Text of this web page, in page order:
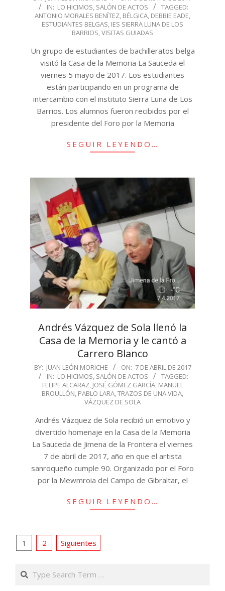
05-
05
IN: LO HICIMOS, SALÓN DE ACTOS
TAGGED:
ANTONIO MORALES BENÍTEZ, BÉLGICA, DEBBIE EADE,
ESTUDIANTES BELGAS, IES SIERRA LUNA DE LOS
BARRIOS,VISITAS GUIADAS
Un grupo de estudiantes de bachilleratos belga
visitó la Casa de la Memoria La Sauceda el
viernes 5 mayo de 2017. Los estudiantes
están participando en un programa de
intercambio con el instituto Sierra Luna de Los
Barrios. Los alumnos fueron recibidos por el
presidente del Foro por la Memoria
SEGUIR LEYENDO…
Andrés Vázquez de Sola llenó la
Casa de la Memoria y le cantó a
Carrero Blanco
2017-
04-
BY: JUAN LEÓN MORICHE ON: 7 DE ABRIL DE 2017
IN: LO HICIMOS, SALÓN DE ACTOS
TAGGED:
FELIPE ALCARAZ, JOSÉ GÓMEZ GARCÍA, MANUEL
BROULLÓN, PABLO LARA,TRAZOS DE UNA VIDA,
VÁZQUEZ DE SOLA
Andrés Vázquez de Sola recibió un emotivo y
divertido homenaje en la Casa de la Memoria
La Sauceda de Jimena de la Frontera el viernes
7 de abril de 2017, año en que el artista
sanroqueño cumple 90. Organizado por el Foro
por la Mewmroia del Campo de Gibraltar, el
SEGUIR LEYENDO…
Paginación
entradas
1 2 Siguientes
Search